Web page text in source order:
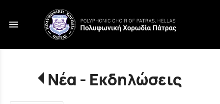
menu
Νέα - Εκδηλώσεις